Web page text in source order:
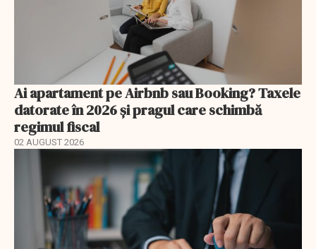
Ai apartament pe Airbnb sau Booking? Taxele
datorate în 2026 și pragul care schimbă
regimul fiscal
02 AUGUST 2026